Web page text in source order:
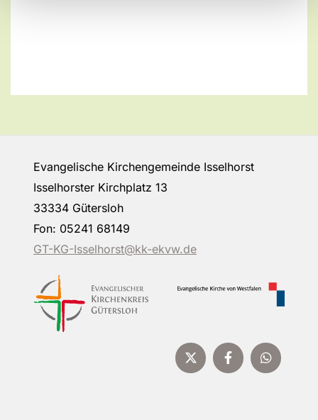
Evangelische Kirchengemeinde Isselhorst
Isselhorster Kirchplatz 13
33334 Gütersloh
Fon: 05241 68149
GT-KG-Isselhorst@kk-ekvw.de